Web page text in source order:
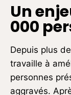
Un
000
Depuis plus
travaille à
personnes
aggravés.